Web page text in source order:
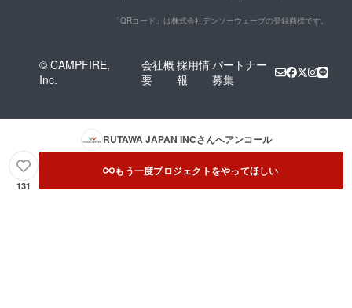
「QRコード」は株式会社デンソーウェーブの登録商標です。
© CAMPFIRE,
Inc.
会社概
要
採用情
報
パートナー
募集
RUTAWA JAPAN INCさんへアンコール
131
もう一度プロジェクトをやってほしい